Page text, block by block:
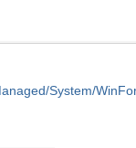
System/